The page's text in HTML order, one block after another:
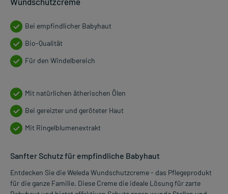
Bei empfindlicher Babyhaut
Bio-Qualität
Für den Windelbereich
Mit natürlichen ätherischen Ölen
Bei gereizter und geröteter Haut
Mit Ringelblumenextrakt
Sanfter Schutz für empfindliche Babyhaut
Entdecken Sie die Weleda Wundschutzcreme - das Pflegeprodukt
für die ganze Familie. Diese Creme die ideale Lösung für zarte